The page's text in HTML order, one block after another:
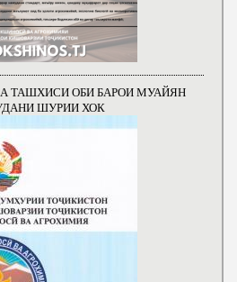
ТАШХИСИ ОБИ БАРОИ МУАЙЯН
ШУРИИ ХОК